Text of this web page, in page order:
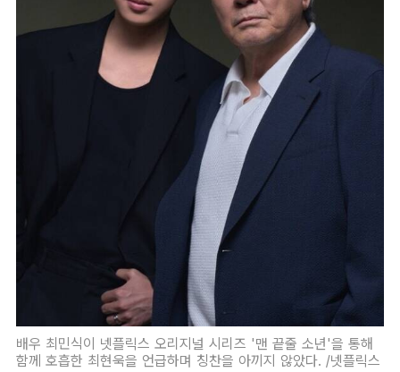
배우 최민식이 넷플릭스 오리지널 시리즈 '맨 끝줄 소년'을 통해
함께 호흡한 최현욱을 언급하며 칭찬을 아끼지 않았다. /넷플릭스